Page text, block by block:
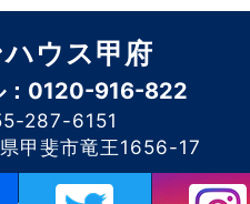
ウス甲府
：0120-916-822
287-6151
甲斐市竜王1656-17
の無断転載を禁止いたします。デザイン